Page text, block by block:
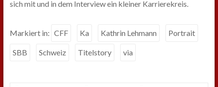
sich mit und in dem Interview ein kleiner Karrierekreis.
Markiert in: CFF Ka Kathrin Lehmann Portrait
SBB Schweiz Titelstory via